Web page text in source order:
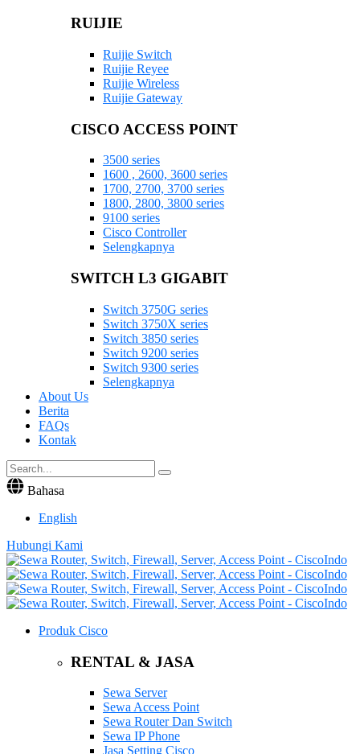
RUIJIE
Ruijie Switch
Ruijie Reyee
Ruijie Wireless
Ruijie Gateway
CISCO ACCESS POINT
3500 series
1600 , 2600, 3600 series
1700, 2700, 3700 series
1800, 2800, 3800 series
9100 series
Cisco Controller
Selengkapnya
SWITCH L3 GIGABIT
Switch 3750G series
Switch 3750X series
Switch 3850 series
Switch 9200 series
Switch 9300 series
Selengkapnya
About Us
Berita
FAQs
Kontak
Bahasa
English
Hubungi Kami
Produk Cisco
RENTAL & JASA
Sewa Server
Sewa Access Point
Sewa Router Dan Switch
Sewa IP Phone
Jasa Setting Cisco